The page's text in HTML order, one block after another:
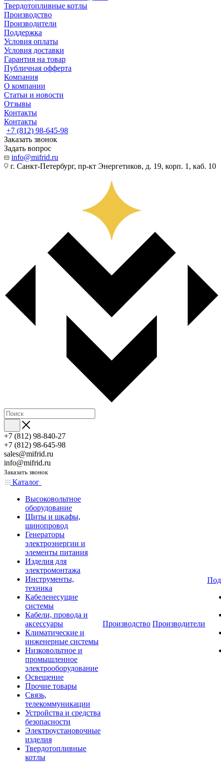
Твердотопливные котлы
Производство
Производители
Поддержка
Условия оплаты
Условия доставки
Гарантия на товар
Публичная офферта
Компания
О компании
Статьи и новости
Отзывы
Контакты
Контакты
+7 (812) 98-645-98
Заказать звонок
Задать вопрос
info@mifrid.ru
г. Санкт-Петербург, пр-кт Энергетиков, д. 19, корп. 1, каб. 10
+7 (812) 98-840-27
+7 (812) 98-645-98
sales@mifrid.ru
info@mifrid.ru
Заказать звонок
Каталог
Высоковольтное
оборудование
Щиты и шкафы,
шинопровод
Генераторы
электроэнергии и
элементы питания
Изделия для
электромонтажа
Инструменты,
техника
Кабеленесущие
системы
Кабели, провода и
аксессуары
Климатические и
инженерные системы
Низковольтное и
промышленное
электрооборудование
Освещение
Прочие товары
Связь,
телекоммуникации
Устройства и средства
безопасности
Электроустановочные
изделия
Твердотопливные
котлы
Производство Производители